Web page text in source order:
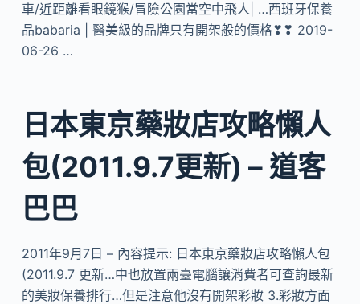
車/近距離看眼鏡猴/冒險公園當空中飛人| …西班牙保養
品babaria | 醫美級的品牌只有開架般的價格❣❣ 2019-
06-26 …
日本東京藥妝店攻略懶人
包(2011.9.7更新) – 道客
巴巴
2011年9月7日 – 內容提示: 日本東京藥妝店攻略懶人包
(2011.9.7 更新…中也放置兩臺電腦讓消費者可查詢最新
的美妝保養排行…但是注意他沒有開架彩妝 3.彩妝方面